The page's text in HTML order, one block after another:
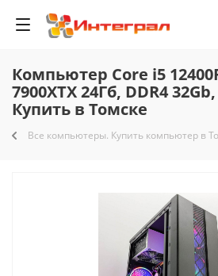
Компьютер Core i5
7900XTX 24Гб, DDR4
Купить в Томске
Все компьютеры. Купить компьютер в